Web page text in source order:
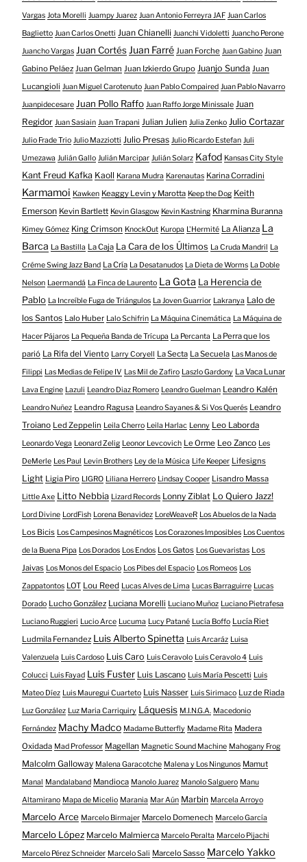
Vargas Jota Morelli Juampy Juarez Juan Antonio Ferreyra JAF Juan Carlos
Baglietto Juan Carlos Onetti Juan Chianelli Juanchi Vidoletti Juancho Perone
Juancho Vargas Juan Cortés Juan Farré Juan Forche Juan Gabino Juan
Gabino Peláez Juan Gelman Juan Izkierdo Grupo Juanjo Sunda Juan
Lucangioli Juan Miguel Carotenuto Juan Pablo Compaired Juan Pablo Navarro
Juanpidecesare Juan Pollo Raffo Juan Raffo Jorge Minissale Juan
Regidor Juan Sasiain Juan Trapani Julian Julien Julia Zenko Julio Cortazar
Julio Frade Trio Julio Mazziotti Julio Presas Julio Ricardo Estefan Juli
Umezawa Julián Gallo Julián Marcipar Julián Solarz Kafod Kansas City Style
Kant Freud Kafka Kaoll Karana Mudra Karenautas Karina Corradini
Karmamoi Kawken Keaggy Levin y Marotta Keep the Dog Keith
Emerson Kevin Bartlett Kevin Glasgow Kevin Kastning Kharmina Buranna
Kimey Gómez King Crimson KnockOut Kuropa L'Hermité La Alianza La
Barca La Bastilla La Caja La Cara de los Últimos La Cruda Mandril La
Créme Swing Jazz Band La Cría La Desatanudos La Dieta de Worms La Doble
Nelson Laermandá La Finca de Laurento La Gota La Herencia de
Pablo La Increíble Fuga de Triángulos La Joven Guarrior Lakranya Lalo de
los Santos Lalo Huber Lalo Schifrin La Máquina Cinemática La Máquina de
Hacer Pájaros La Pequeña Banda de Trícupa La Percanta La Perra que los
parió La Rifa del Viento Larry Coryell La Secta La Secuela Las Manos de
Filippi Las Medias de Felipe IV Las Mil de Zafiro Laszlo Gardony La Vaca Lunar
Lava Engine Lazuli Leandro Diaz Romero Leandro Guelman Leandro Kalén
Leandro Nuñez Leandro Ragusa Leandro Sayanes & Si Vos Querés Leandro
Troiano Led Zeppelin Leila Cherro Leila Harlac Lenny Leo Laborda
Leonardo Vega Leonard Zelig Leonor Levcovich Le Orme Leo Zanco Les
DeMerle Les Paul Levin Brothers Ley de la Música Life Keeper Lifesigns
Light Ligia Piro LIGRO Liliana Herrero Lindsay Cooper Lisandro Massa
Little Axe Litto Nebbia Lizard Records Lonny Ziblat Lo Quiero Jazz!
Lord Divine LordFish Lorena Benavidez LoreWeaveR Los Abuelos de la Nada
Los Bicis Los Campesinos Magnéticos Los Corazones Imposibles Los Cuentos
de la Buena Pipa Los Dorados Los Endos Los Gatos Los Guevaristas Los
Jaivas Los Monos del Espacio Los Pibes del Espacio Los Romeos Los
Zappatontos LOT Lou Reed Lucas Alves de Lima Lucas Barraguirre Lucas
Dorado Lucho González Luciana Morelli Luciano Muñoz Luciano Pietrafesa
Luciano Ruggieri Lucio Arce Lucuma Lucy Patané Lucía Boffo Lucía Riet
Ludmila Fernandez Luis Alberto Spinetta Luis Arcaráz Luisa
Valenzuela Luis Cardoso Luis Caro Luis Ceravolo Luis Ceravolo 4 Luis
Colucci Luis Fayad Luis Fuster Luis Lascano Luis María Pescetti Luis
Mateo Díez Luis Mauregui Cuarteto Luis Nasser Luis Sirimaco Luz de Riada
Luz González Luz Maria Carriquiry Láquesis M.I.N.G.A. Macedonio
Fernández Machy Madco Madame Butterfly Madame Rita Madera
Oxidada Mad Professor Magellan Magnetic Sound Machine Mahogany Frog
Malcolm Galloway Malena Garacotche Malena y Los Ningunos Mamut
Manal Mandalaband Mandioca Manolo Juarez Manolo Salguero Manu
Altamirano Mapa de Micelio Marania Mar Aún Marbin Marcela Arroyo
Marcelo Arce Marcelo Birmajer Marcelo Domenech Marcelo García
Marcelo López Marcelo Malmierca Marcelo Peralta Marcelo Pijachi
Marcelo Pérez Schneider Marcelo Sali Marcelo Sasso Marcelo Yakko